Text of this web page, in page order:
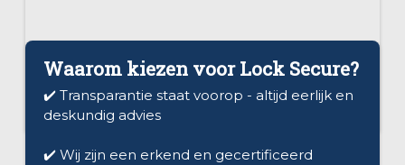
Waarom kiezen voor Lock Secure?
✔️ Transparantie staat voorop - altijd eerlijk en
deskundig advies
✔️ Wij zijn een erkend en gecertificeerd